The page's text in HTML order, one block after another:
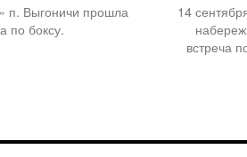
Выгоничи прошла
по боксу.
14
встреча